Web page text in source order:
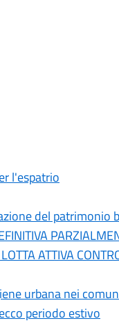
l'espatrio
del patrimonio
ATTIVA
urbana nei
periodo estivo